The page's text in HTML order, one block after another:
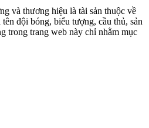
và thương hiệu là tài sản thuộc về
đội bóng, biểu tượng, cầu thủ, sản
trong trang web này chỉ nhằm mục